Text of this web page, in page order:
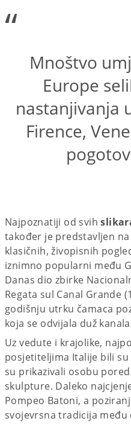
“
Mnoštvo
Europe
nastanjivanja
Firence,
Najpoznatiji od svih
također je predstavljen
klasičnih, živopisnih
iznimno popularni među
Danas dio zbirke
Regata sul Canal Grande
godišnju utrku čamaca
koja se odvijala duž
Uz vedute i krajolike,
posjetiteljima Italije bili
su prikazivali osobu
skulpture. Daleko
Pompeo Batoni, a
svojevrsna tradicija